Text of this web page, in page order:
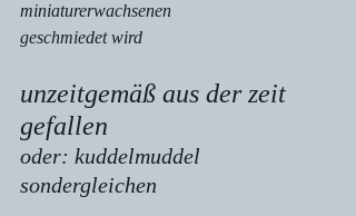
miniaturerwachsenen
geschmiedet wird
unzeitgemäß aus der zeit
gefallen
oder: kuddelmuddel
sondergleichen